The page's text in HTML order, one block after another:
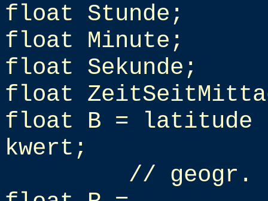
float Stunde;
float Minute;
float Sekunde;
float
float B = latitude
kwert;
// geogr.